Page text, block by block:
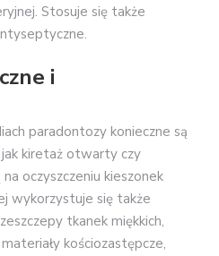
Stosuje się także
i
paradontozy konieczne są
jak kiretaż otwarty czy
oczyszczeniu kieszonek
wykorzystuje się także
tkanek miękkich,
kościozastępcze,